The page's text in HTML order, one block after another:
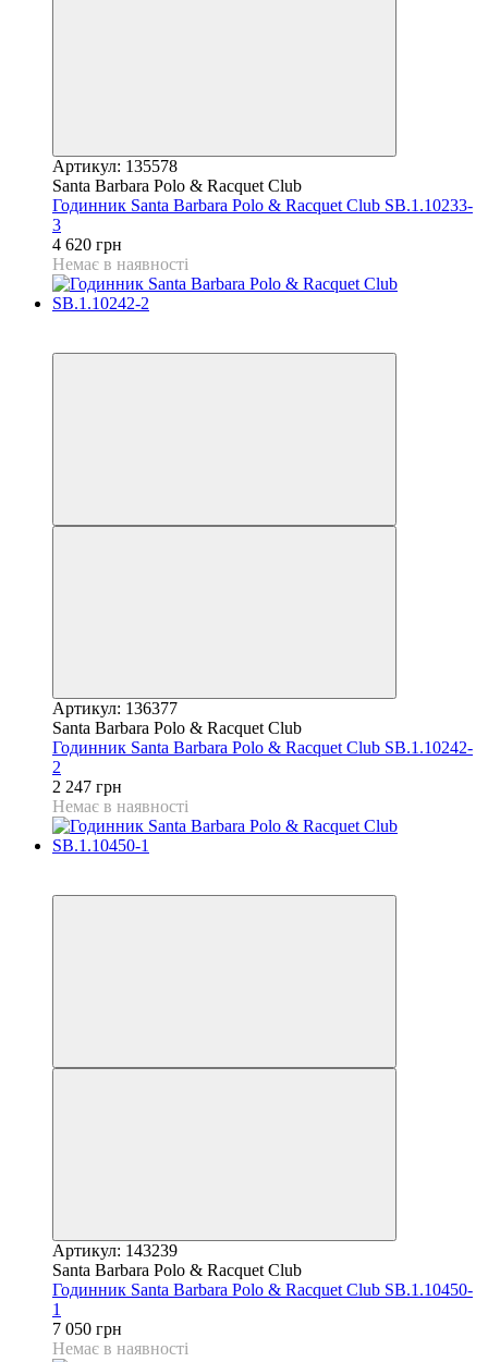
Артикул: 135578
Santa Barbara Polo & Racquet Club
Годинник Santa Barbara Polo & Racquet Club SB.1.10233-
3
4 620 грн
Немає в наявності
Артикул: 136377
Santa Barbara Polo & Racquet Club
Годинник Santa Barbara Polo & Racquet Club SB.1.10242-
2
2 247 грн
Немає в наявності
Артикул: 143239
Santa Barbara Polo & Racquet Club
Годинник Santa Barbara Polo & Racquet Club SB.1.10450-
1
7 050 грн
Немає в наявності